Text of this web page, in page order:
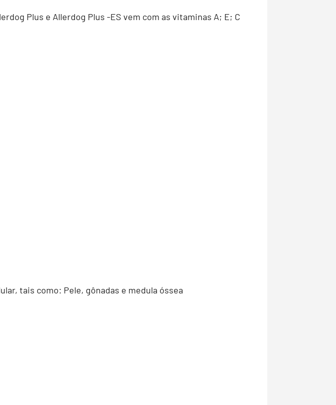
Plus e Allerdog Plus -ES vem com as vitaminas A; E; C
tais como: Pele, gônadas e medula óssea